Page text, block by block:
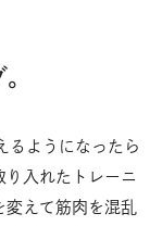
るようになったら
り入れたトレーニ
変えて筋肉を混乱